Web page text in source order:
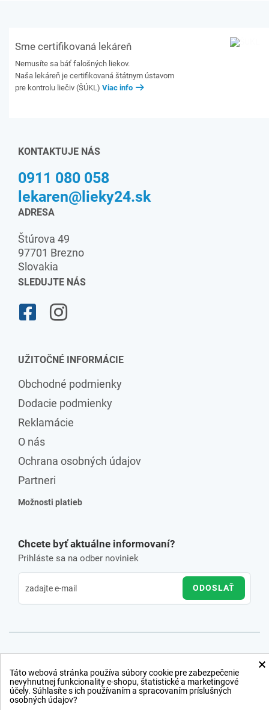
Sme certifikovaná lekáreň
Nemusíte sa báť falošných liekov.
Naša lekáreň je certifikovaná štátnym ústavom
pre kontrolu liečiv (ŠÚKL) Viac info
KONTAKTUJE NÁS
0911 080 058
lekaren@lieky24.sk
ADRESA
Štúrova 49
97701 Brezno
Slovakia
SLEDUJTE NÁS
UŽITOČNÉ INFORMÁCIE
Obchodné podmienky
Dodacie podmienky
Reklamácie
O nás
Ochrana osobných údajov
Partneri
Možnosti platieb
Chcete byť aktuálne informovaní?
Prihláste sa na odber noviniek
ODOSLAŤ
×
Táto webová stránka používa súbory cookie pre zabezpečenie
nevyhnutnej funkcionality e-shopu, štatistické a marketingové
účely. Súhlasíte s ich používaním a spracovaním príslušných
osobných údajov?